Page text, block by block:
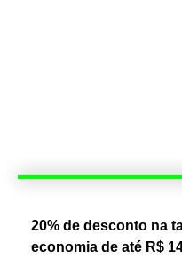
20% de desconto na
economia de até R$